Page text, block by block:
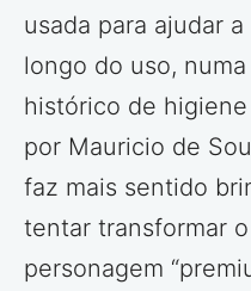
usada para ajudar
longo do uso,
histórico de
por Mauricio de
faz mais sentido
tentar transformar
personagem